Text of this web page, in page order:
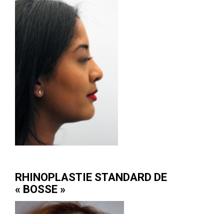
RHINOPLASTIE STANDARD DE
« BOSSE »